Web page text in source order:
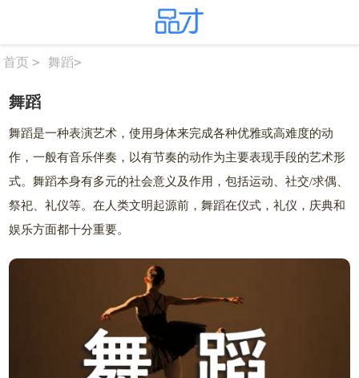
首页 > 舞蹈>
舞蹈
舞蹈是一种表演艺术，使用身体来完成各种优雅或高难度的动
作，一般有音乐伴奏，以有节奏的动作为主要表现手段的艺术形
式。舞蹈本身有多元的社会意义及作用，包括运动、社交/求偶、
祭祀、礼仪等。在人类文明起源前，舞蹈在仪式，礼仪，庆典和
娱乐方面都十分重要。